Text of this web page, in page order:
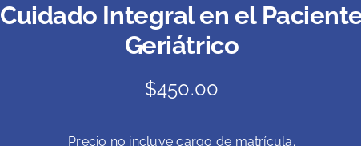
Cuidado Integral en el
Geriátrico
$450.00
Precio no incluye cargo de matrícula.